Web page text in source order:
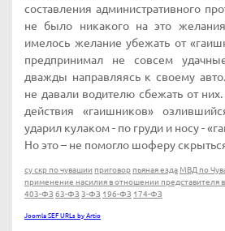
составления административного
не было никакого на это
имелось желание убежать от
предпринимал не совсем
дважды направляясь к своему
не давали водителю сбежать от
действия «гаишников»
ударил кулаком - по груди и носу -
Но это – не помогло шоферу
су скр по чувашии приговорпьяная ездаМВД по
применение насилия в отношении представителя
403-ФЗ 63-ФЗ 3-ФЗ 196-ФЗ 174-ФЗ
Joomla SEF URLs by Artio